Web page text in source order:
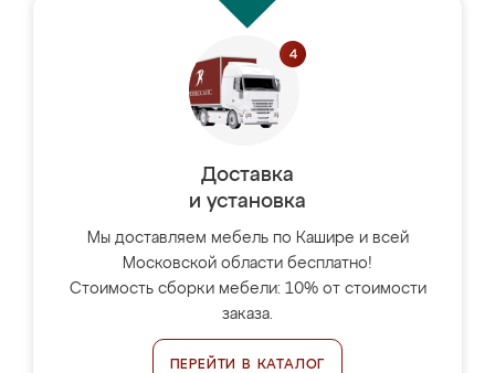
Доставка
и установка
Мы доставляем мебель по Кашире и всей
Московской области бесплатно!
Стоимость сборки мебели: 10% от стоимости
заказа.
ПЕРЕЙТИ В КАТАЛОГ